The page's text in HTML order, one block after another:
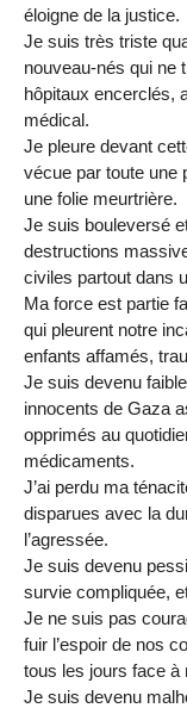
éloigne de la justice.
Je suis très triste
nouveau-nés qui ne
hôpitaux encerclés,
médical.
Je pleure devant
vécue par toute une
une folie meurtrière.
Je suis bouleversé
destructions
civiles partout dans
Ma force est partie
qui pleurent notre
enfants affamés,
Je suis devenu
innocents de Gaza
opprimés au
médicaments.
J’ai perdu ma
disparues avec la
l’agressée.
Je suis devenu
survie compliquée,
Je ne suis pas
fuir l’espoir de nos
tous les jours face à
Je suis devenu